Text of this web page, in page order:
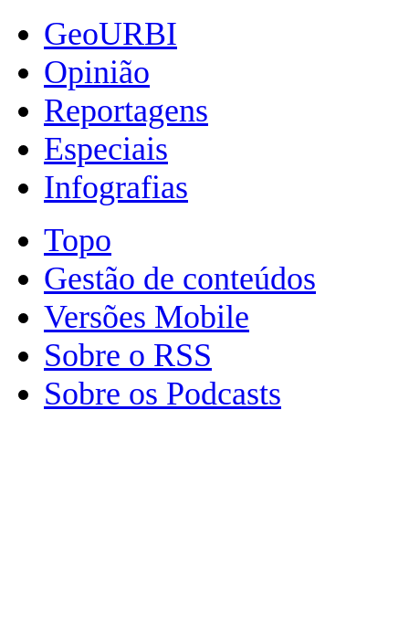
GeoURBI
Opinião
Reportagens
Especiais
Infografias
Topo
Gestão de conteúdos
Versões Mobile
Sobre o RSS
Sobre os Podcasts